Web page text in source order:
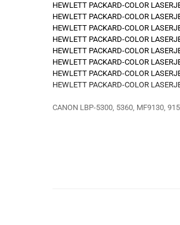
HEWLETT PACKARD-COLOR
HEWLETT PACKARD-COLOR
HEWLETT PACKARD-COLOR
HEWLETT PACKARD-COLOR
HEWLETT PACKARD-COLOR
HEWLETT PACKARD-COLOR
HEWLETT PACKARD-COLOR
HEWLETT PACKARD-COLOR
CANON LBP-5300, 5360, MF9130,